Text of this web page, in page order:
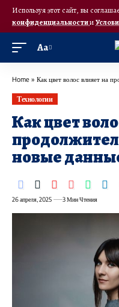
Используя этот сайт, вы
конфиденциальностии
Аа
Home » Как цвет волос влияет на
Технологии
Как цвет
новые
26 апреля, 2025 3 Мин Чтения